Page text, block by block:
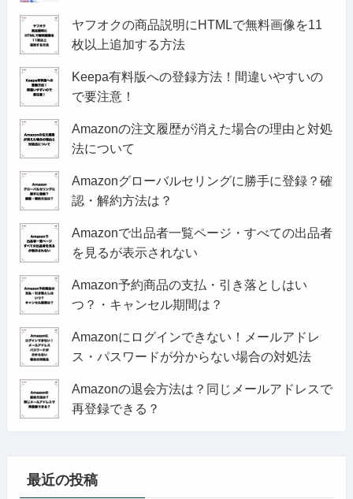
ヤフオクの商品説明にHTMLで無料画像を11
枚以上追加する方法
Keepa有料版への登録方法！間違いやすいの
で要注意！
Amazonの注文履歴が消えた場合の理由と対処
法について
Amazonグローバルセリングに勝手に登録？確
認・解約方法は？
Amazonで出品者一覧ページ・すべての出品者
を見るが表示されない
Amazon予約商品の支払・引き落としはい
つ？・キャンセル期間は？
Amazonにログインできない！メールアドレ
ス・パスワードが分からない場合の対処法
Amazonの退会方法は？同じメールアドレスで
再登録できる？
最近の投稿